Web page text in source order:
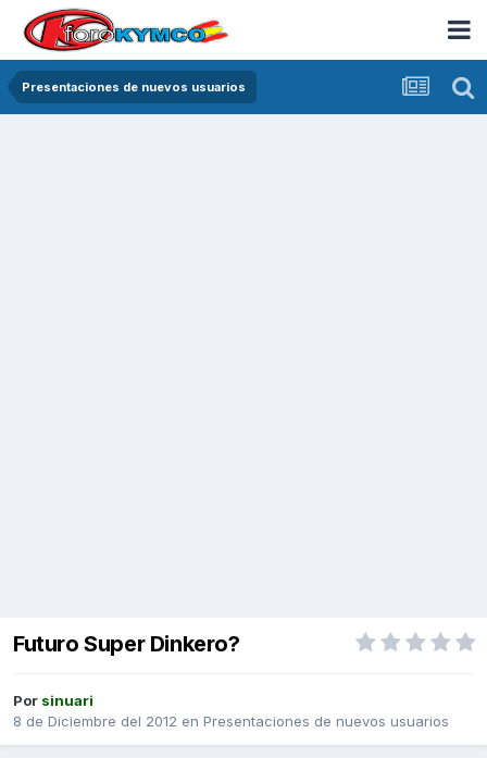
Presentaciones de nuevos usuarios
Futuro Super Dinkero?
Por sinuari
8 de Diciembre del 2012 en Presentaciones de nuevos usuarios